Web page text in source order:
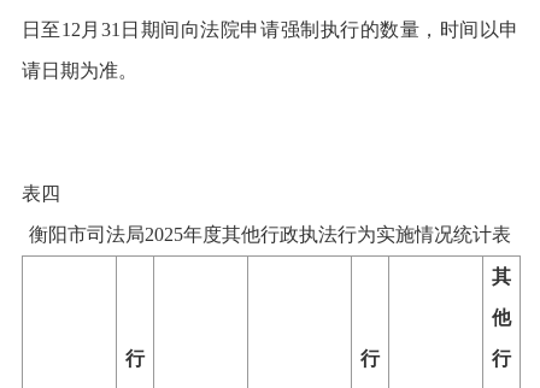
日至12 月 31 日期间向法院申请强制执行的数量，时间以申
请日期为准。
表四
衡阳市司法局2025年度其他行政执法行为实施情况统计表
行
行
其
他
行